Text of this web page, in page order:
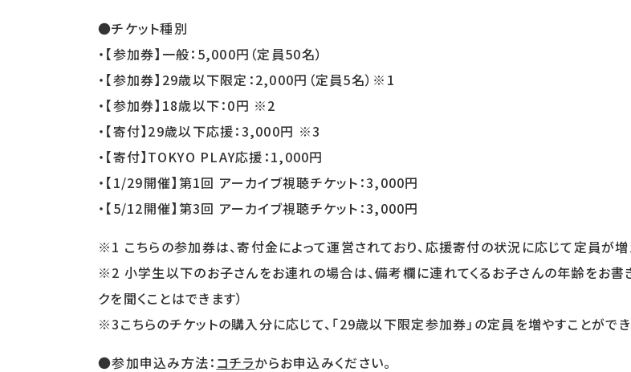
●チケット種別
・【参加券】一般：5,000円（定員50名）
・【参加券】29歳以下限定：2,000円（定員5名）※1
・【参加券】18歳以下：0円 ※2
・【寄付】29歳以下応援：3,000円 ※3
・【寄付】TOKYO PLAY応援：1,000円
・【1/29開催】第1回 アーカイブ視聴チケット：3,000円
・【5/12開催】第3回 アーカイブ視聴チケット：3,000円
※1 こちらの参加券は、寄付金によって運営されており、応援寄付の状況に応じて定員が増
※2 小学生以下のお子さんをお連れの場合は、備考欄に連れてくるお子さんの年齢をお書
クを聞くことはできます）
※3こちらのチケットの購入分に応じて、「29歳以下限定参加券」の定員を増やすことができ
●参加申込み方法： コチラからお申込みください。